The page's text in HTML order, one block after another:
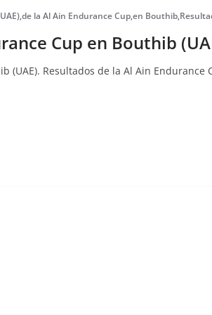
,de la Al Ain Endurance Cup,en Bouthib,
Cup en Bouthib
(UAE). Resultados de la Al Ain Endurance